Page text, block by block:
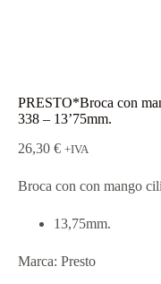
PRESTO*Broca con
338 – 13’75mm.
26,30 € +IVA
Broca con con mango
13,75mm.
Marca: Presto